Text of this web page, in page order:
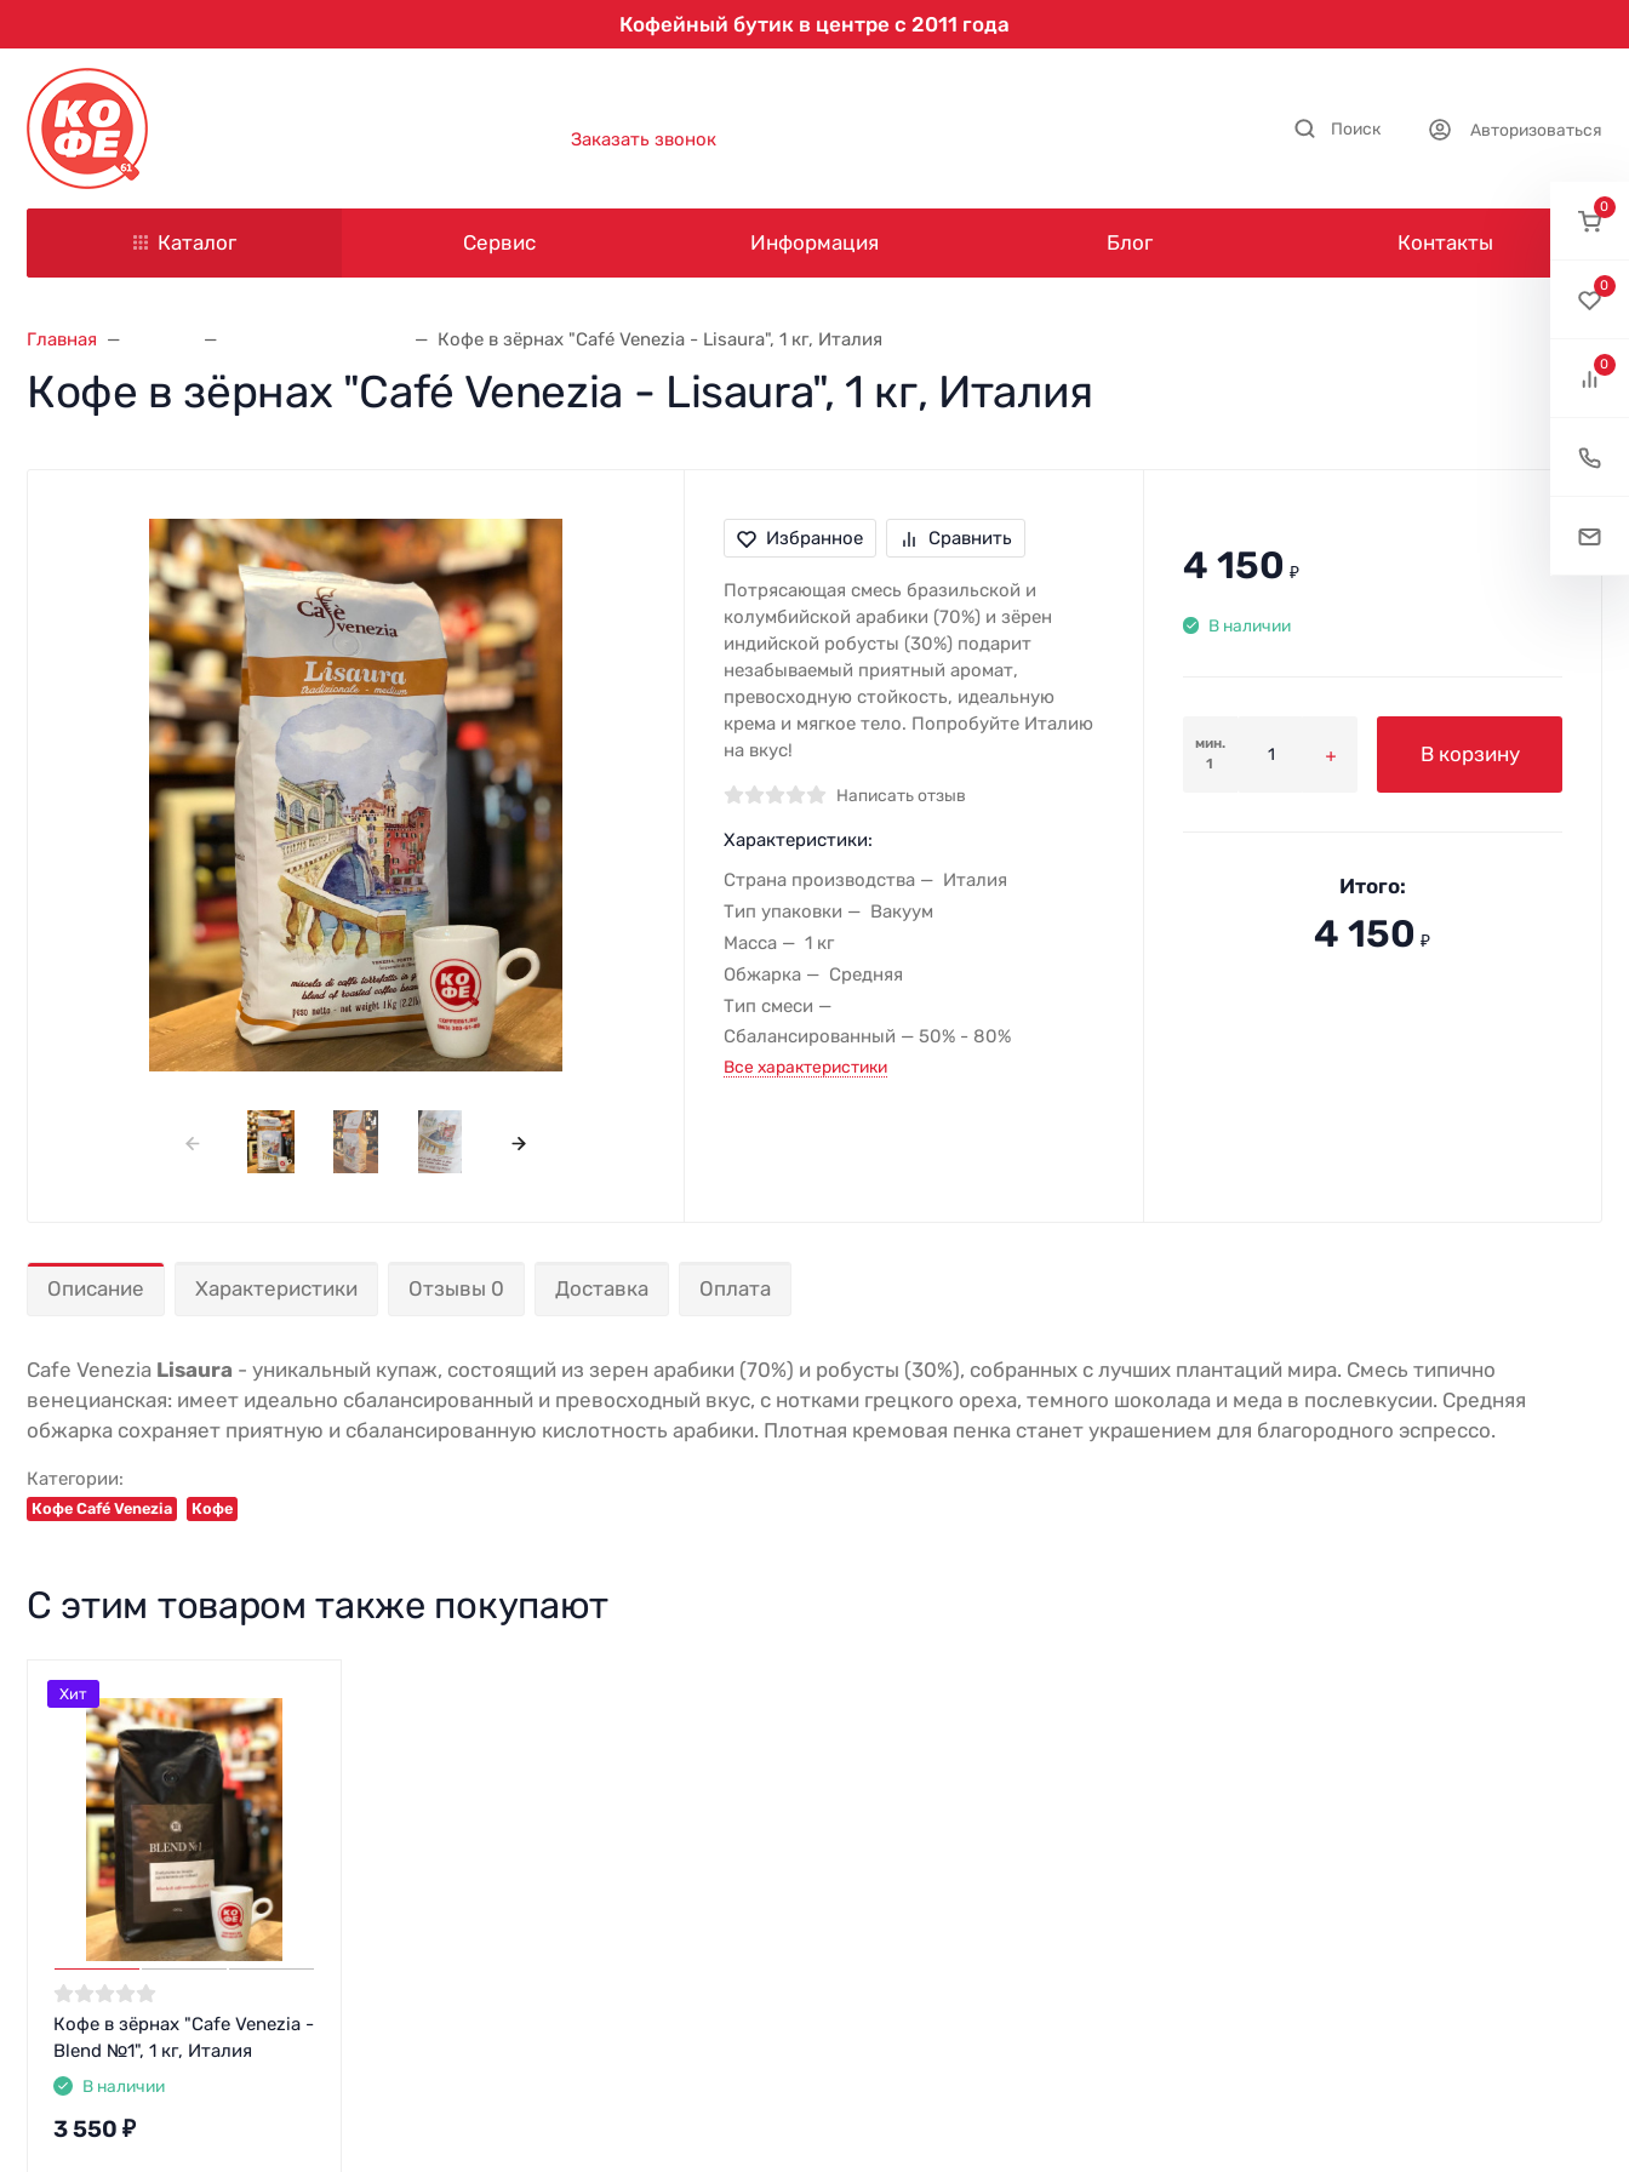
Кофейный бутик в центре с 2011 года
Заказать звонок Поиск Авторизоваться
Каталог Сервис Информация Блог Контакты
Главная Кофе в зёрнах "Café Venezia - Lisaura", 1 кг, Италия
Кофе в зёрнах "Café Venezia - Lisaura", 1 кг, Италия
Избранное Сравнить
Потрясающая смесь бразильской и
колумбийской арабики (70%) и зёрен
индийской робусты (30%) подарит
незабываемый приятный аромат,
превосходную стойкость, идеальную
крема и мягкое тело. Попробуйте Италию
на вкус!
Написать отзыв
Характеристики:
Страна производства
Италия
Тип упаковки
Вакуум
Масса
1 кг
Обжарка
Средняя
Тип смеси
Сбалансированный — 50% - 80%
Все характеристики
4 150 ₽
В наличии
мин.
1
В корзину
Итого:
4 150 ₽
Описание Характеристики Отзывы 0 Доставка Оплата
Cafe Venezia Lisaura - уникальный купаж, состоящий из зерен арабики (70%) и робусты (30%), собранных с лучших плантаций мира. Смесь типично
венецианская: имеет идеально сбалансированный и превосходный вкус, с нотками грецкого ореха, темного шоколада и меда в послевкусии. Средняя
обжарка сохраняет приятную и сбалансированную кислотность арабики. Плотная кремовая пенка станет украшением для благородного эспрессо.
Категории:
Кофе Café Venezia Кофе
С этим товаром также покупают
Кофе в зёрнах "Cafe Venezia -
Blend №1", 1 кг, Италия
В наличии
3 550 ₽
Хит
0
0
0